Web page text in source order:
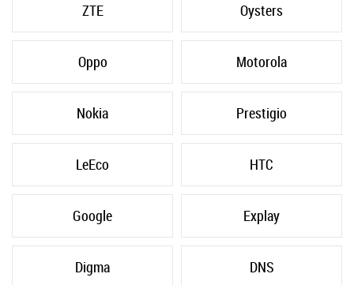
ZTE Oysters
Oppo Motorola
Nokia Prestigio
LeEco HTC
Google Explay
Digma DNS